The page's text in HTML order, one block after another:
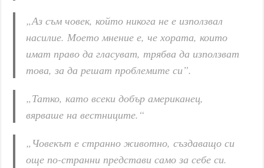
„Аз съм човек, който никога не е използвал
насилие. Моето мнение е, че хората, които
имат право да гласуват, трябва да използват
това, за да решат проблемите си”.
„Татко, като всеки добър американец,
вярваше на вестниците.“
„Човекът е странно животно, създаващо си
още по-странни представи само за себе си.